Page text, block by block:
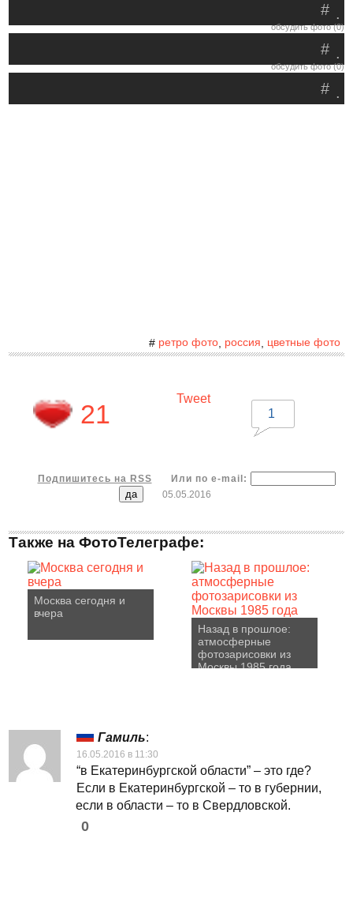
.
#
обсудить фото (0)
.
#
обсудить фото (0)
.
#
# ретро фото, россия цветные фото
21
Tweet
1
Подпишитесь на RSS
Или по e-mail:
05.05.2016
Также на ФотоТелеграфе:
Москва сегодня и
вчера
Назад в прошлое:
атмосферные
фотозарисовки из
Москвы 1985 года
Гамиль:
16.05.2016 в 11:30
“в Екатеринбургской области” – это где?
Если в Екатеринбургской – то в губернии,
если в области – то в Свердловской.
0